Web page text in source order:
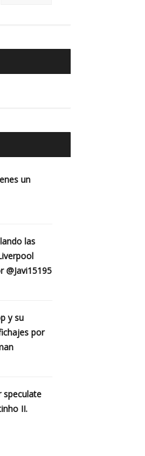
un
las
@Javi15195
y su
por
speculate
II.